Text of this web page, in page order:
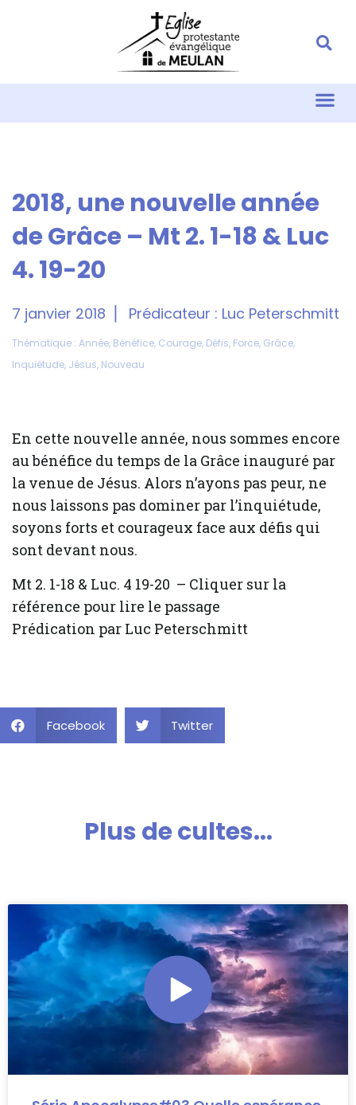
2018, une nouvelle année
de Grâce – Mt 2. 1-18 & Luc
4. 19-20
7 janvier 2018 Prédicateur : Luc Peterschmitt
Thématique : Année, Bénéfice, Courage, Défis, Force, Grâce,
Inquiétude, Jésus, Nouveau
En cette nouvelle année, nous sommes encore
au bénéfice du temps de la Grâce inauguré par
la venue de Jésus. Alors n’ayons pas peur, ne
nous laissons pas dominer par l’inquiétude,
soyons forts et courageux face aux défis qui
sont devant nous.
Mt 2. 1-18 & Luc. 4 19-20 – Cliquer sur la
référence pour lire le passage
Prédication par Luc Peterschmitt
Facebook Twitter
Plus de cultes...